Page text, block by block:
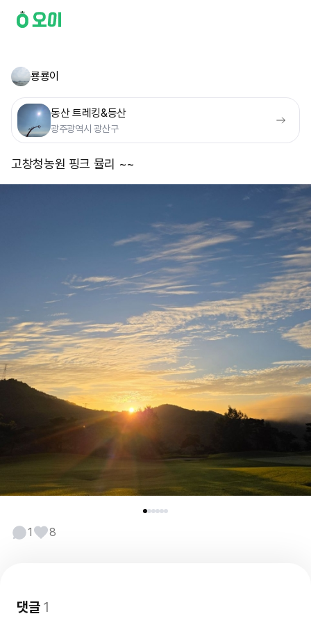
룡룡이
동산 트레킹&등산
광주광역시 광산구
고창청농원 핑크 뮬리 ~~
1 8
댓글1